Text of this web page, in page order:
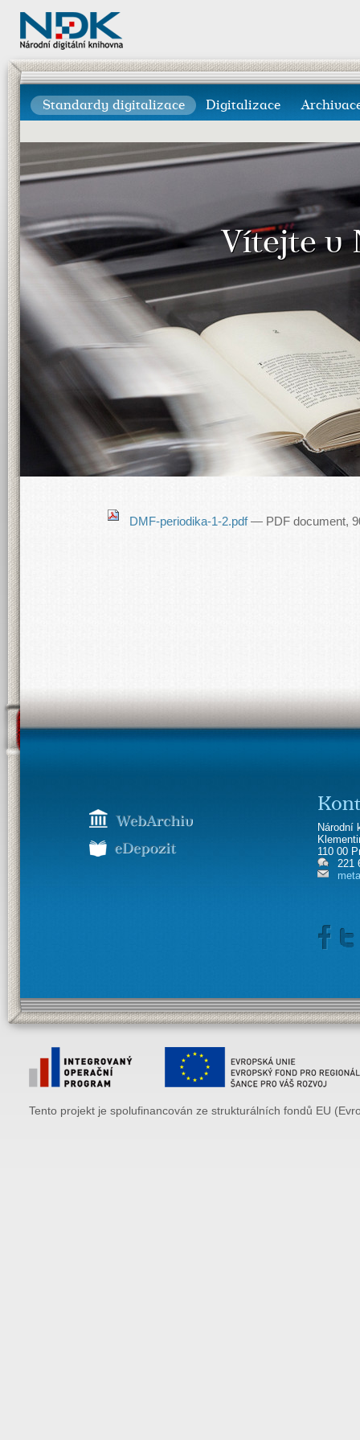
Standardy digitalizace Digitalizace
Vítejte v
DMF-periodika-1-2.pdf— PDF document,
Národní
110 00
221
Tento projekt je spolufinancován ze strukturálních fondů EU